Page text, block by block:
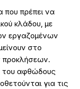
που πρέπει να
κλάδου, με
εργαζομένων
στο
προκλήσεων.
του αφθώδους
για τις